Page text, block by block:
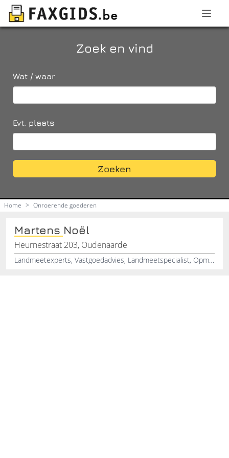
Zoek en vind
Wat / waar
Evt. plaats
Zoeken
Home > Onroerende goederen
Martens Noël
Heurnestraat 203, Oudenaarde
Landmeetexperts, Vastgoedadvies, Landmeetspecialist, Opmetingen, Afpalingen, Landmeetkundig studiebureel